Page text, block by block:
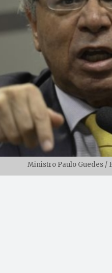
Ministro Paulo Guedes /